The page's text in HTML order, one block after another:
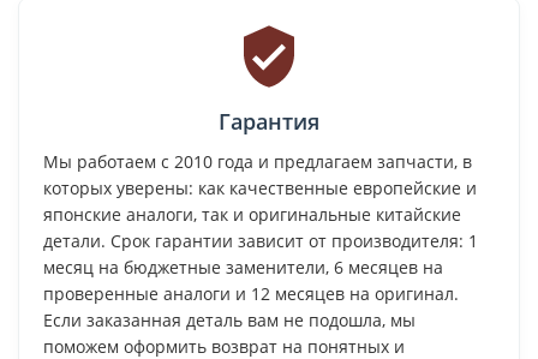
Гарантия
Мы работаем с 2010 года и предлагаем запчасти, в
которых уверены: как качественные европейские и
японские аналоги, так и оригинальные китайские
детали. Срок гарантии зависит от производителя: 1
месяц на бюджетные заменители, 6 месяцев на
проверенные аналоги и 12 месяцев на оригинал.
Если заказанная деталь вам не подошла, мы
поможем оформить возврат на понятных и